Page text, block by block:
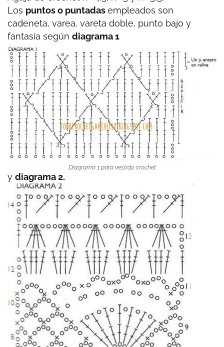
Los puntos o puntadasempleados son
cadeneta, varea, vareta doble, punto bajo y
fantasía según diagrama 1
Diagrama 1 para vestido crochet
y diagrama 2.